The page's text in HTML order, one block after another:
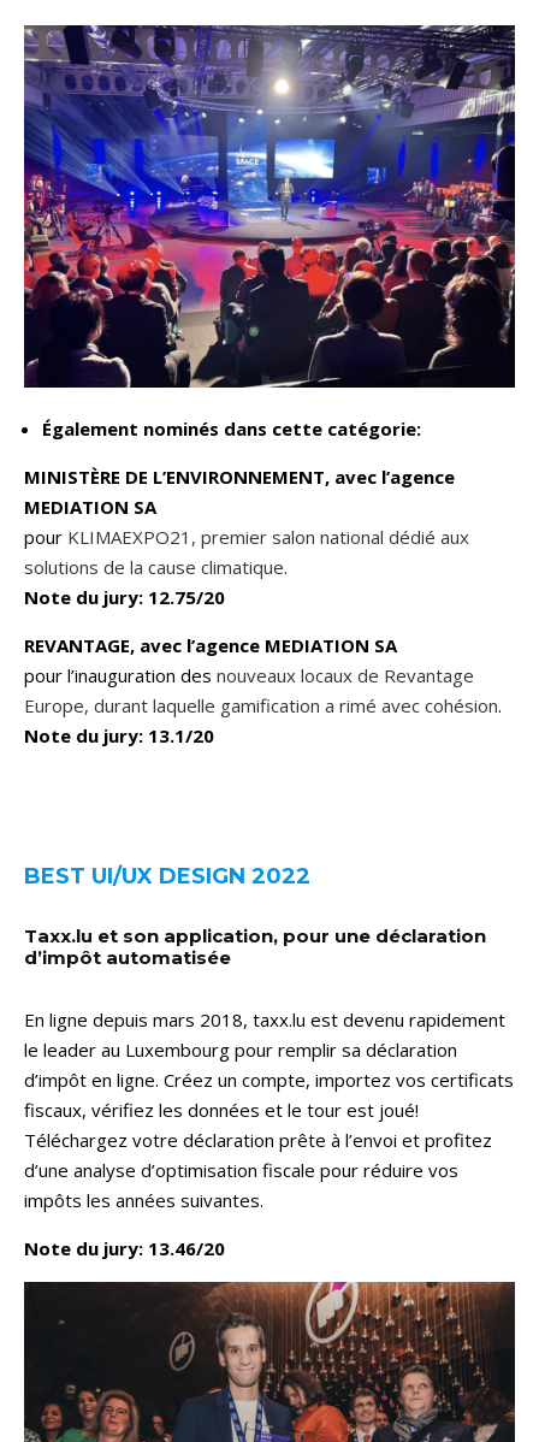
Également nominés dans cette catégorie:
MINISTÈRE DE L’ENVIRONNEMENT, avec l’agence
MEDIATION SA
pour KLIMAEXPO21, premier salon national dédié aux
solutions de la cause climatique.
Note du jury: 12.75/20
REVANTAGE, avec l’agence MEDIATION SA
pour l’inauguration des nouveaux locaux de Revantage
Europe, durant laquelle gamification a rimé avec cohésion.
Note du jury: 13.1/20
BEST UI/UX DESIGN 2022
Taxx.lu et son application, pour une déclaration
d’impôt automatisée
En ligne depuis mars 2018, taxx.lu est devenu rapidement
le leader au Luxembourg pour remplir sa déclaration
d’impôt en ligne. Créez un compte, importez vos certificats
fiscaux, vérifiez les données et le tour est joué!
Téléchargez votre déclaration prête à l’envoi et profitez
d’une analyse d’optimisation fiscale pour réduire vos
impôts les années suivantes.
Note du jury: 13.46/20